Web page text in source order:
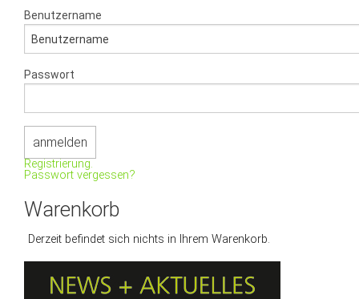
Benutzername
Passwort
Registrierung.
Passwort vergessen?
Warenkorb
Derzeit befindet sich nichts in Ihrem Warenkorb.